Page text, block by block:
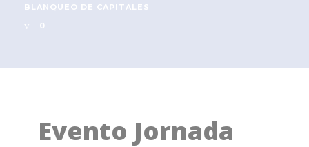
BLANQUEO DE CAPITALES
0
Evento Jornada